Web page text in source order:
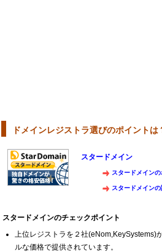
ドメインレジストラ選びのポイントは
スタードメイン
スタードメイン
スタードメイン
スタードメインのチェックポイント
上位レジストラを２社(eNom,KeySystems)
ルな価格で提供されています。